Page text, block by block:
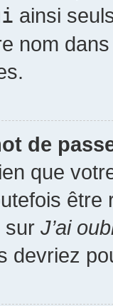
ainsi
nom
de
que
sur J’ai
devriez